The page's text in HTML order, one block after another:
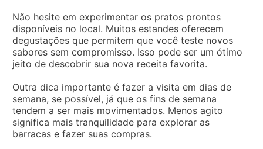
Não hesite em experimentar os pratos prontos
disponíveis no local. Muitos estandes oferecem
degustações que permitem que você teste novos
sabores sem compromisso. Isso pode ser um ótimo
jeito de descobrir sua nova receita favorita.
Outra dica importante é fazer a visita em dias de
semana, se possível, já que os fins de semana
tendem a ser mais movimentados. Menos agito
significa mais tranquilidade para explorar as
barracas e fazer suas compras.